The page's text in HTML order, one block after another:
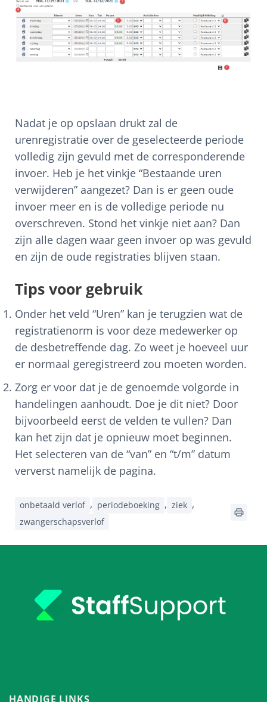
Nadat je op opslaan drukt zal de
urenregistratie over de geselecteerde periode
volledig zijn gevuld met de corresponderende
invoer. Heb je het vinkje “Bestaande uren
verwijderen” aangezet? Dan is er geen oude
invoer meer en is de volledige periode nu
overschreven. Stond het vinkje niet aan? Dan
zijn alle dagen waar geen invoer op was gevuld
en zijn de oude registraties blijven staan.
Tips voor gebruik
Onder het veld “Uren” kan je terugzien wat de
registratienorm is voor deze medewerker op
de desbetreffende dag. Zo weet je hoeveel uur
er normaal geregistreerd zou moeten worden.
Zorg er voor dat je de genoemde volgorde in
handelingen aanhoudt. Doe je dit niet? Door
bijvoorbeeld eerst de velden te vullen? Dan
kan het zijn dat je opnieuw moet beginnen.
Het selecteren van de “van” en “t/m” datum
ververst namelijk de pagina.
onbetaald verlof , periodeboeking , ziek ,
zwangerschapsverlof
HANDIGE LINKS